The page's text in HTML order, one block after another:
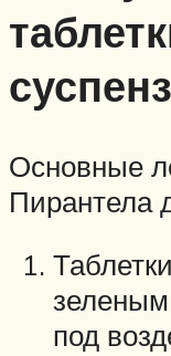
Основные
Пирантела
под